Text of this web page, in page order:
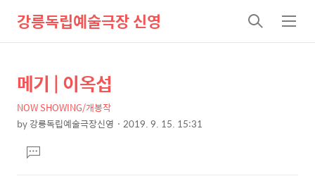
강릉독립예술극장 신영
검
색
메
뉴
상
세
컨
텐
츠
본
문
제
목
메기 | 이옥섭
NOW SHOWING/개봉작
by강릉독립예술극장신영 2019. 9. 15. 15:31
문댓
글